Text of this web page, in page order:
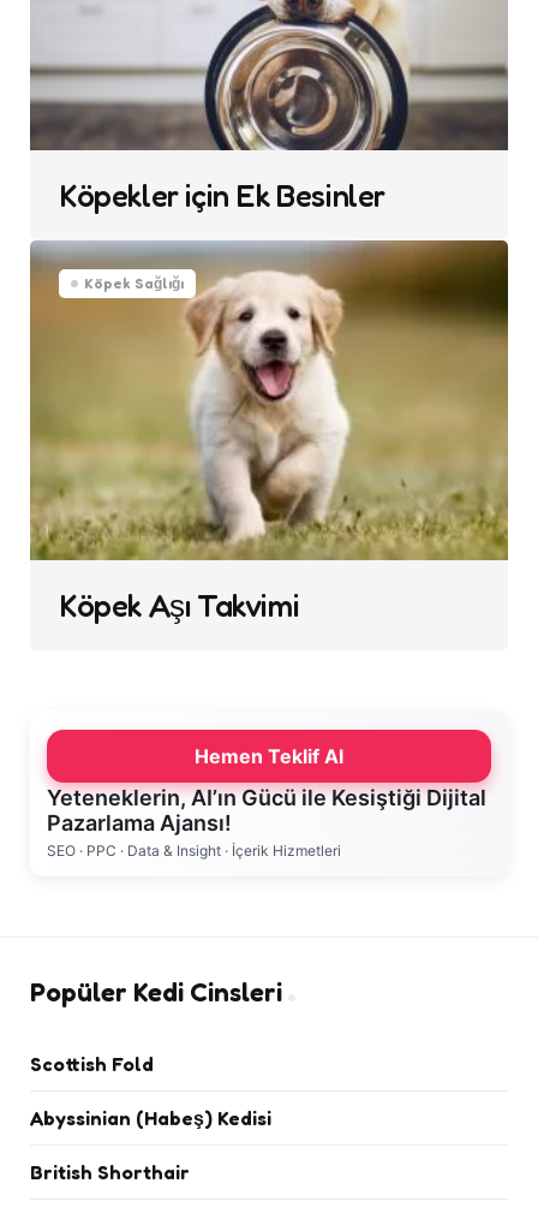
Köpekler için Ek Besinler
Köpek Sağlığı
Köpek Aşı Takvimi
Yeteneklerin, AI’ın Gücü ile Kesiştiği Dijital
Pazarlama Ajansı!
SEO · PPC · Data & Insight · İçerik Hizmetleri
Hemen Teklif Al
Popüler Kedi Cinsleri
Scottish Fold
Abyssinian (Habeş) Kedisi
British Shorthair